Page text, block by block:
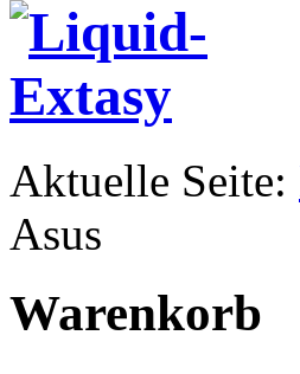
Aktuelle Seite:
Asus
Warenkorb